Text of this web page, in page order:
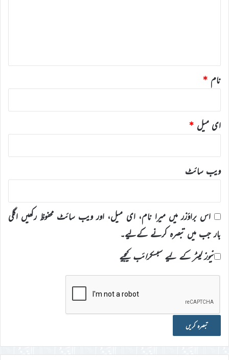
نام *
ای میل *
ویب‌ سائٹ
اس براؤزر میں میرا نام، ای میل، اور ویب سائٹ محفوظ رکھیں اگلی
بار جب میں تبصرہ کرنے کےلیے۔
نیوز لیٹر کے لیے سبسکرائب کیجیے